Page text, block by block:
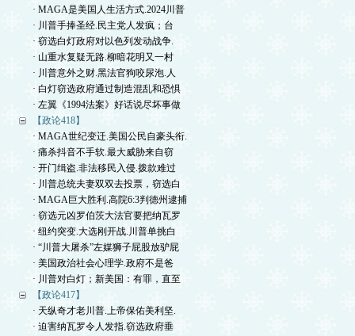
· MAGA是美国人生活方式.2024川普
· 川普手捧圣经.民主党人发疯；台
· 窃选白灯政府对以色列发动战争.
· 山重水复疑无路.柳暗花明又一村
· 川普意外之财.黑法官狗咬尿泡.人
· 白灯窃选政府通过制造混乱和恐惧
· 左翼《1994法案》好话说尽坏事做
【政论418】
· MAGA世纪变迁.美国公民自豪头衔.
· 痛杀抖音不手软.最大威胁来自窃
· 开门缉盗.非法移民入侵.拨款难过
· 川普总统夫妻双双去投票，窃选白
· MAGA巨大胜利.高院6:3判德州逮捕
· 窃选元凶罗伯茨大法官要把纳瓦罗
· 纽约突变.大选刚开战.川普单挑白
· “川普大屠杀”左媒狮子屁股放驴屁
· 美国政治社会心理学.政府不是爸
· 川普对白灯；新美国：有罪，直至
【政论417】
· 天纵奇才老川普.上帝保佑美利坚.
· 迫害纳瓦罗令人发指.窃选政府垂